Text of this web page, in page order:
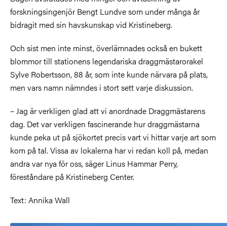
forskningsingenjör Bengt Lundve som under många år
bidragit med sin havskunskap vid Kristineberg.
Och sist men inte minst, överlämnades också en bukett
blommor till stationens legendariska draggmästarorakel
Sylve Robertsson, 88 år, som inte kunde närvara på plats,
men vars namn nämndes i stort sett varje diskussion.
– Jag är verkligen glad att vi anordnade Draggmästarens
dag. Det var verkligen fascinerande hur draggmästarna
kunde peka ut på sjökortet precis vart vi hittar varje art som
kom på tal. Vissa av lokalerna har vi redan koll på, medan
andra var nya för oss, säger Linus Hammar Perry,
föreståndare på Kristineberg Center.
Text: Annika Wall